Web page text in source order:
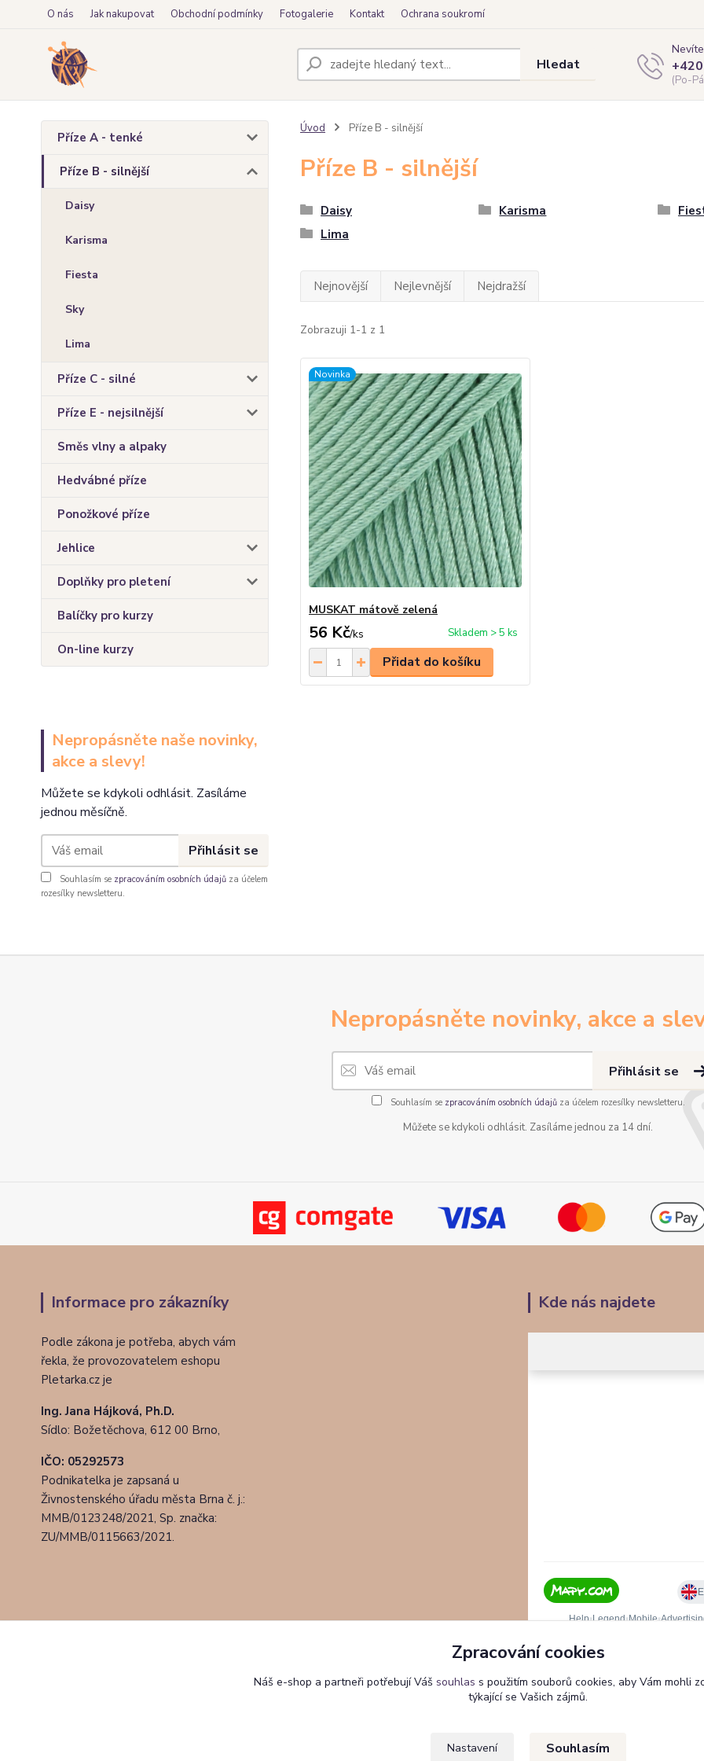
O nás Jak nakupovat Obchodní podmínky Fotogalerie Kontakt Ochrana soukromí
Hledat
(Po-
Příze A - tenké
Příze B - silnější
Daisy
Karisma
Fiesta
Sky
Lima
Příze C - silné
Příze E - nejsilnější
Směs vlny a alpaky
Hedvábné příze
Ponožkové příze
Jehlice
Doplňky pro pletení
Balíčky pro kurzy
On-line kurzy
Nepropásněte naše novinky,
akce a slevy!
Můžete se kdykoli odhlásit. Zasíláme
jednou měsíčně.
Přihlásit se
Souhlasím se zpracováním osobních údajů za účelem
rozesílky newsletteru.
Úvod Příze B - silnější
Příze B - silnější
Daisy Karisma
Lima
Nejnovější Nejlevnější Nejdražší
Zobrazuji 1-1 z 1
Novinka
MUSKAT mátově zelená
56 Kč/ks Skladem > 5 ks
Přidat do košíku
Nepropásněte novinky, akce a
Přihlásit se
Souhlasím se zpracováním osobních údajůza účelem rozesílky newsletteru.
Můžete se kdykoli odhlásit. Zasíláme jednou za 14 dní.
Informace pro zákazníky
Podle zákona je potřeba, abych vám
řekla, že provozovatelem eshopu
Pletarka.cz je
Ing. Jana Hájková, Ph.D.
Sídlo: Božetěchova, 612 00 Brno,
IČO: 05292573
Podnikatelka je zapsaná u
Živnostenského úřadu města Brna č. j.:
MMB/0123248/2021, Sp. značka:
ZU/MMB/0115663/2021.
Kde nás najdete
Zpracování cookies
Náš e-shop a partneři potřebují Váš souhlas s použitím souborů cookies, aby Vám mohli
týkající se Vašich zájmů.
Nastavení Souhlasím